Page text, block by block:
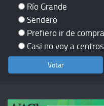
Río Grande
Sendero
Prefiero ir de
Casi no voy a